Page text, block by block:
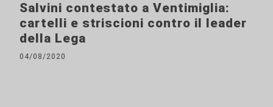
Salvini contestato a Ventimiglia:
cartelli e striscioni contro il leader
della Lega
04/08/2020